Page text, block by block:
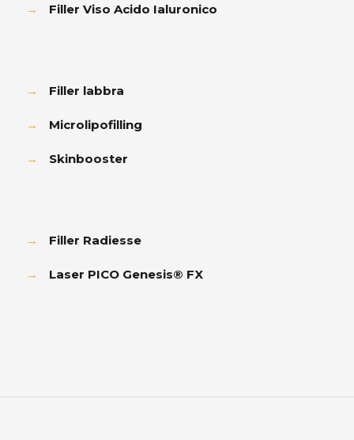
→ Filler Viso Acido Ialuronico
→ Filler labbra
→ Microlipofilling
→ Skinbooster
→ Filler Radiesse
→ Laser PICO Genesis® FX